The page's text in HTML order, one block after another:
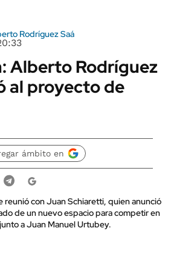
Rodríguez Saá
Alberto Rodríguez
al proyecto de
ámbito en
reunió con Juan Schiaretti, quien anunció
de un nuevo espacio para competir en
a Juan Manuel Urtubey.